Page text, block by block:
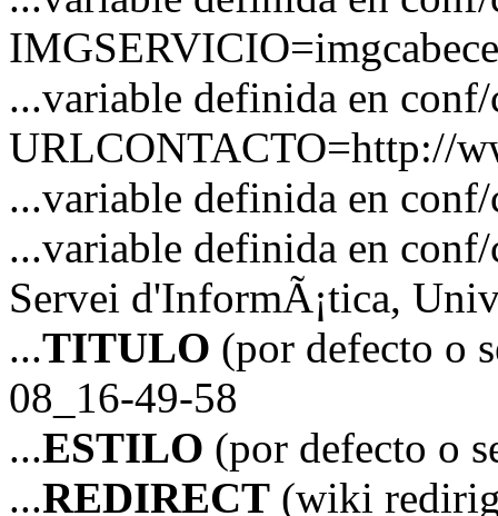
...variable definida en
URLCONTACTO=http://
...variable definida en
...variable definida en
Servei d'InformÃ¡tica,
...TITULO (por defecto o
08_16-49-58
...ESTILO (por defecto o
...REDIRECT (wiki